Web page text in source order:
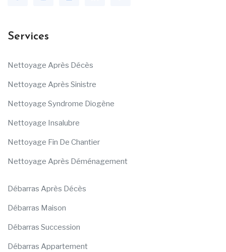
Services
Nettoyage Après Décès
Nettoyage Après Sinistre
Nettoyage Syndrome Diogène
Nettoyage Insalubre
Nettoyage Fin De Chantier
Nettoyage Après Déménagement
Débarras Après Décès
Débarras Maison
Débarras Succession
Débarras Appartement